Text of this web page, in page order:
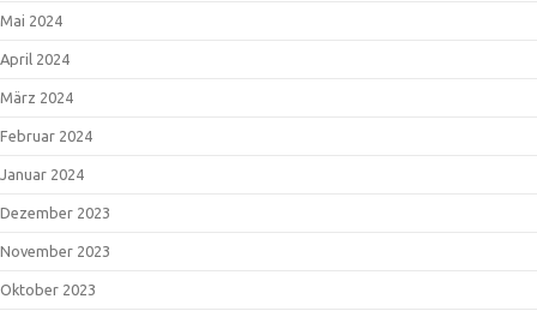
Mai 2024
April 2024
März 2024
Februar 2024
Januar 2024
Dezember 2023
November 2023
Oktober 2023